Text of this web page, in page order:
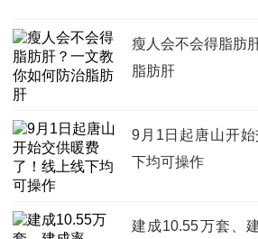
瘦人会不会得脂肪
脂肪肝
9月1日起唐山开
下均可操作
建成10.55万套、